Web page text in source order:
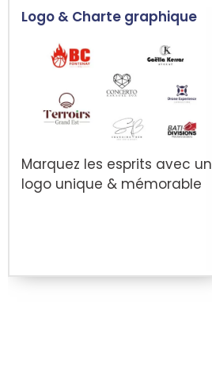
Logo & Charte graphique
Marquez les esprits avec un
logo unique & mémorable